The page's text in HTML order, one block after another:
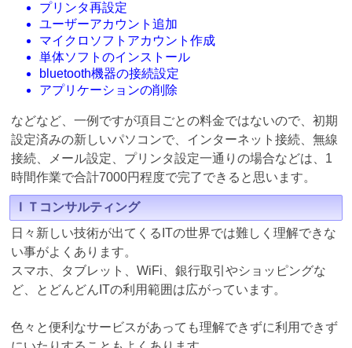
プリンタ再設定
ユーザーアカウント追加
マイクロソフトアカウント作成
単体ソフトのインストール
bluetooth機器の接続設定
アプリケーションの削除
などなど、一例ですが項目ごとの料金ではないので、初期
設定済みの新しいパソコンで、インターネット接続、無線
接続、メール設定、プリンタ設定一通りの場合などは、1
時間作業で合計7000円程度で完了できると思います。
ＩＴコンサルティング
日々新しい技術が出てくるITの世界では難しく理解できな
い事がよくあります。
スマホ、タブレット、WiFi、銀行取引やショッピングな
ど、とどんどんITの利用範囲は広がっています。
色々と便利なサービスがあっても理解できずに利用できず